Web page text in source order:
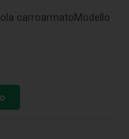
carroarmatoModello